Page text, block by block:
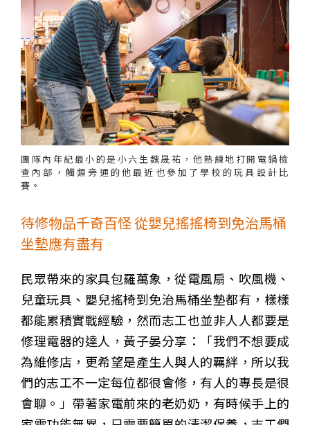
團隊內年紀最小的是小六生魏晟祐，他熟練地打開電鍋檢
查內部，觸類旁通的他最近也參加了學校的玩具設計比
賽。
待修物品千奇百怪 從嬰兒搖搖椅到免治馬桶
坐墊應有盡有
民眾帶來的家具包羅萬象，從電風扇、吹風機、
兒童玩具、嬰兒搖椅到免治馬桶坐墊都有，樣樣
都能累積實戰經驗，然而志工也並非人人都要是
修理電器的達人，黃子晏分享：「我們不想要成
為維修店，更希望是產生人與人的羈絆，所以我
們的志工不一定每位都很會修，有人的專長是很
會聊。」帶著家電前來的老奶奶，有時候手上的